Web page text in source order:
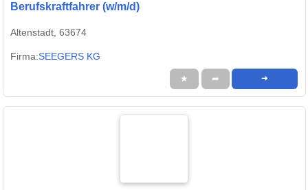
Berufskraftfahrer (w/m/d)
Altenstadt, 63674
Firma:SEEGERS KG
★ ➦ ➜